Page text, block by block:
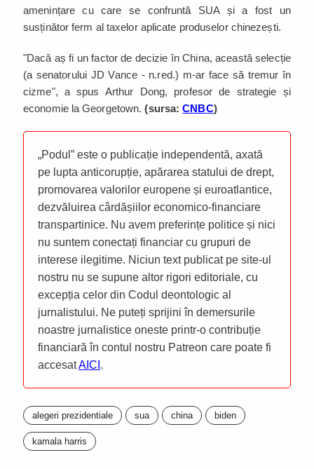
amenințare cu care se confruntă SUA și a fost un
susținător ferm al taxelor aplicate produselor chinezești.
"Dacă aș fi un factor de decizie în China, această selecție
(a senatorului JD Vance - n.red.) m-ar face să tremur în
cizme", a spus Arthur Dong, profesor de strategie și
economie la Georgetown.(sursa:CNBC)
„Podul” este o publicație independentă, axată
pe lupta anticorupție, apărarea statului de drept,
promovarea valorilor europene și euroatlantice,
dezvăluirea cârdășiilor economico-financiare
transpartinice. Nu avem preferințe politice și nici
nu suntem conectați financiar cu grupuri de
interese ilegitime. Niciun text publicat pe site-ul
nostru nu se supune altor rigori editoriale, cu
excepția celor din Codul deontologic al
jurnalistului. Ne puteți sprijini în demersurile
noastre jurnalistice oneste printr-o contribuție
financiară în contul nostru Patreon care poate fi
accesatAICI .
alegeri prezidentiale sua china biden
kamala harris